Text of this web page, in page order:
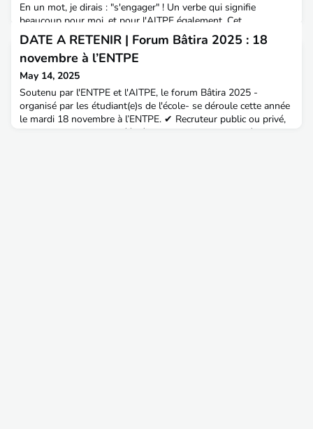
En un mot, je dirais : "s'engager" ! Un verbe qui signifie
beaucoup pour moi, et pour l'AITPE également. Cet
engagement, qui permet à l'association d'exister, a pris pour
moi différentes formes avec, à chaque fois, un grand plaisir
renouvelé. J’ai toujours eu à cœur d’agir pour l’AITPE, car en
retour, il y a tant à gagner : échanges, soutien, transmission,
rires et sourires.Alors que ce soit en or
DATE A RETENIR | Forum Bâtira 2025 : 18
novembre à l’ENTPE
May 14, 2025
Soutenu par l'ENTPE et l'AITPE, le forum Bâtira 2025 -
organisé par les étudiant(e)s de l'école- se déroule cette année
le mardi 18 novembre à l’ENTPE. ✔ Recruteur public ou privé,
vous pouvez d’ores et déjà réserver un stand pour présenter